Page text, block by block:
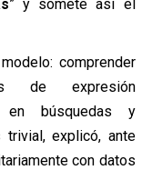
” y somete así el
comprender
de expresión
en búsquedas y
trivial, explicó, ante
con datos